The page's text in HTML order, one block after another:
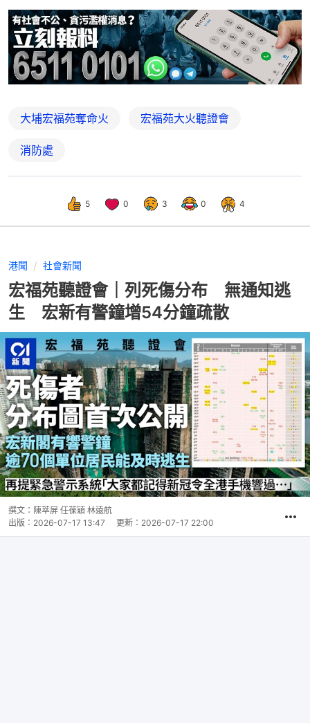
大埔宏福苑奪命火 宏福苑大火聽證會
消防處
5 0 3 0 4
港聞 社會新聞
宏福苑聽證會｜列死傷分布 無通知逃
生 宏新有警鐘增54分鐘疏散
撰文： 陳萃屏 任葆穎 林遠航
出版： 2026-07-17 13:47 更新： 2026-07-17 22:00